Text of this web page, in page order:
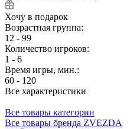
Хочу в подарок
Возрастная группа:
12 - 99
Количество игроков:
1 - 6
Время игры, мин.:
60 - 120
Все характеристики
Все товары категории
Все товары бренда ZVEZDA